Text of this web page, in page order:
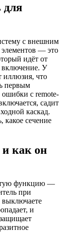
для
с внешним
— это
идёт от
включение. У
иллюзия, что
первым
с remote-
садит
каскад.
какое сечение
как он
функцию —
при
выключаете
и